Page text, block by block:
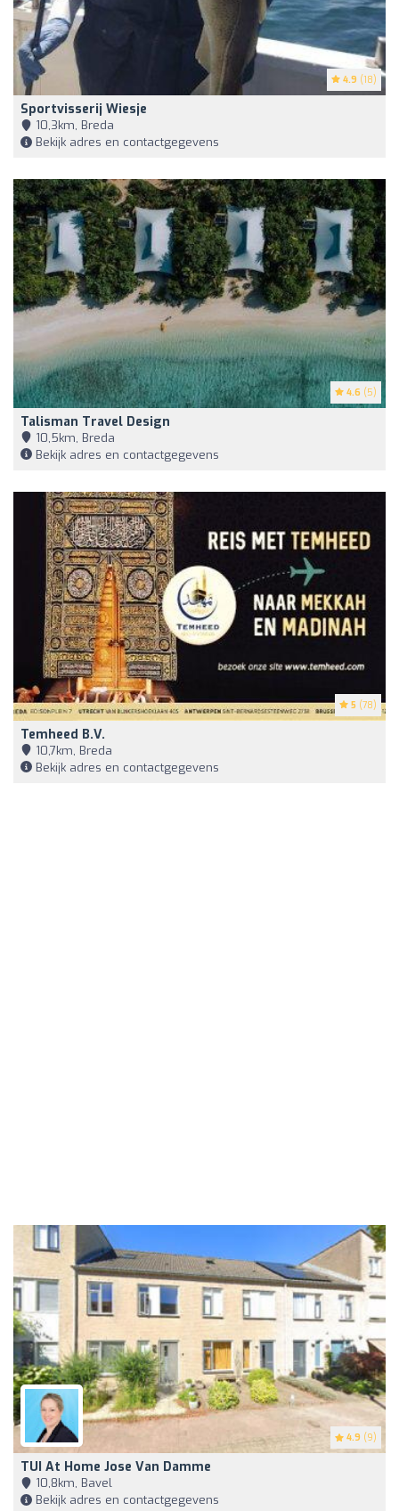
4.9 (18)
Sportvisserij Wiesje
10,3km, Breda
Bekijk adres en contactgegevens
4.6 (5)
Talisman Travel Design
10,5km, Breda
Bekijk adres en contactgegevens
5 (78)
Temheed B.V.
10,7km, Breda
Bekijk adres en contactgegevens
4.9 (9)
TUI At Home Jose Van Damme
10,8km, Bavel
Bekijk adres en contactgegevens